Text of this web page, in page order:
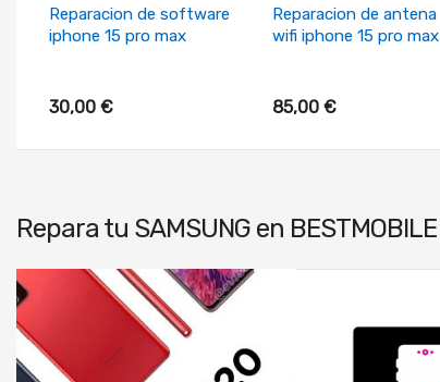
+ Añadir Al Carrito
Reparacion de software
iphone 15 pro max
30,00 €
+ Añadir Al Carrito
Reparacion de antena
wifi iphone 15 pro max
85,00 €
Repara tu SAMSUNG en BESTMOBILE